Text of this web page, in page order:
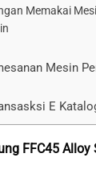
Memakai
Mesin
E
FFC45 Alloy